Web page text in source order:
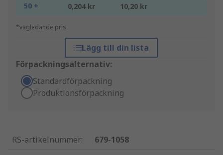
50 + 0,204 kr 10,20 kr
*vägledande pris
Lägg till din lista
Förpackningsalternativ:
Standardförpackning
Produktionsförpackning
RS-artikelnummer:
679-1058